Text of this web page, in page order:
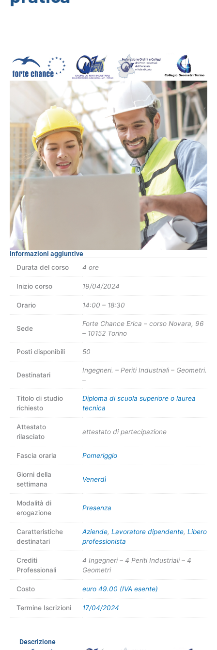
Informazioni aggiuntive
Durata del corso
4 ore
Inizio corso 19/04/2024
Orario 14:00 – 18:30
Sede
Forte Chance Erica – corso Novara, 96
– 10152 Torino
Posti disponibili 50
Destinatari
Ingegneri. – Periti Industriali – Geometri.
–
Titolo di studio
richiesto
Diploma di scuola superiore o laurea
tecnica
Attestato
rilasciato
attestato di partecipazione
Fascia oraria Pomeriggio
Giorni della
settimana
Venerdì
Modalità di
erogazione
Presenza
Caratteristiche
destinatari
Aziende, Lavoratore dipendente, Libero
professionista
Crediti
Professionali
4 Ingegneri – 4 Periti Industriali – 4
Geometri
Costo euro 49.00 (IVA esente)
Termine Iscrizioni 17/04/2024
Descrizione